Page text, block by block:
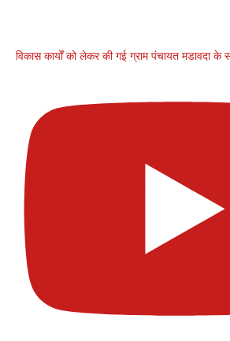
विकास कार्यों को लेकर की गई ग्राम पंचायत मडावदा के